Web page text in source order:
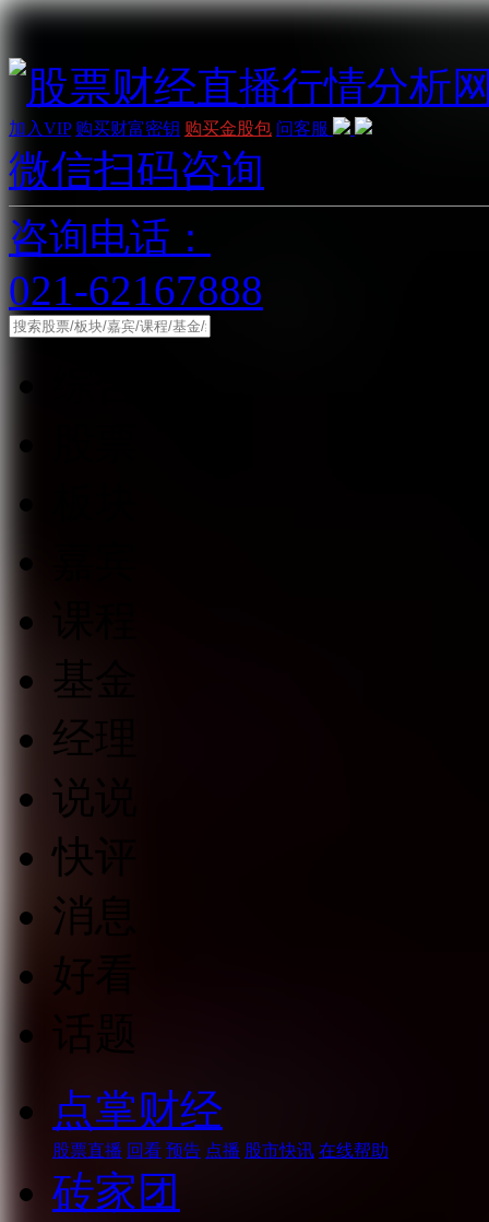
加入VIP 购买财富密钥 购买金股包 问客服
微信扫码咨询
咨询电话：
021-62167888
基金
经理
说说
快评
消息
好看
话题
点掌财经
股票直播 回看 预告 点播 股市快讯 在线帮助
砖家团